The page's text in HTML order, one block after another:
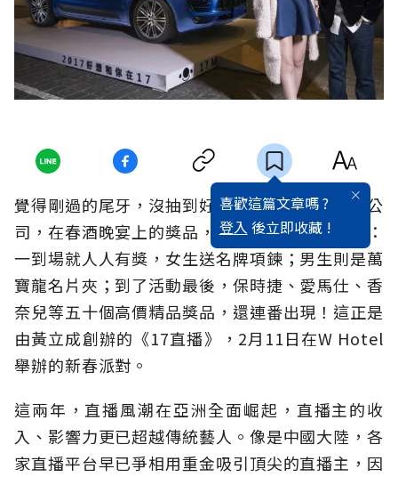
喜歡這篇文章嗎 ?
登入 後立即收藏 !
覺得剛過的尾牙，沒抽到好獎品嗎？來看看這間公
司，在春酒晚宴上的獎品，可能會讓你更加驚歎：
一到場就人人有獎，女生送名牌項鍊；男生則是萬
寶龍名片夾；到了活動最後，保時捷、愛馬仕、香
奈兒等五十個高價精品獎品，還連番出現！這正是
由黃立成創辦的《17直播》，2月11日在W Hotel
舉辦的新春派對。
這兩年，直播風潮在亞洲全面崛起，直播主的收
入、影響力更已超越傳統藝人。像是中國大陸，各
家直播平台早已爭相用重金吸引頂尖的直播主，因